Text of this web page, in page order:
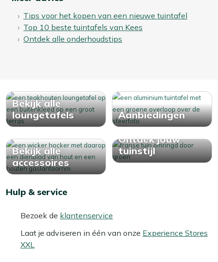
Tips voor het kopen van een nieuwe tuintafel
Top 10 beste tuintafels van Kees
Ontdek alle onderhoudstips
Bekijk alle
loungetafels
Aanbiedingen
Bekijk alle
accessoires
Ontdek jouw
tuinstijl
Hulp & service
Bezoek de klantenservice
Laat je adviseren in één van onze Experience Stores
XXL